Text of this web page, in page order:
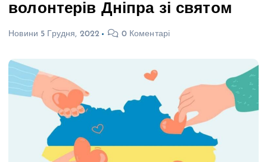
волонтерів Дніпра зі святом
Новини 5 Грудня, 2022 0 Коментарі